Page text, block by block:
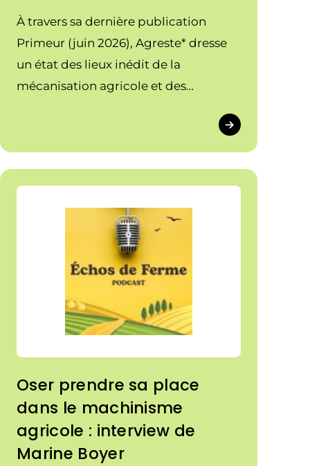
À travers sa dernière publication
Primeur (juin 2026), Agreste* dresse
un état des lieux inédit de la
mécanisation agricole et des
machines agricoles, en particulier des
matériels de récolte.
Oser prendre sa place
dans le machinisme
agricole : interview de
Marine Boyer